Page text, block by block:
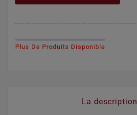
Plus De Produits Disponible
La description